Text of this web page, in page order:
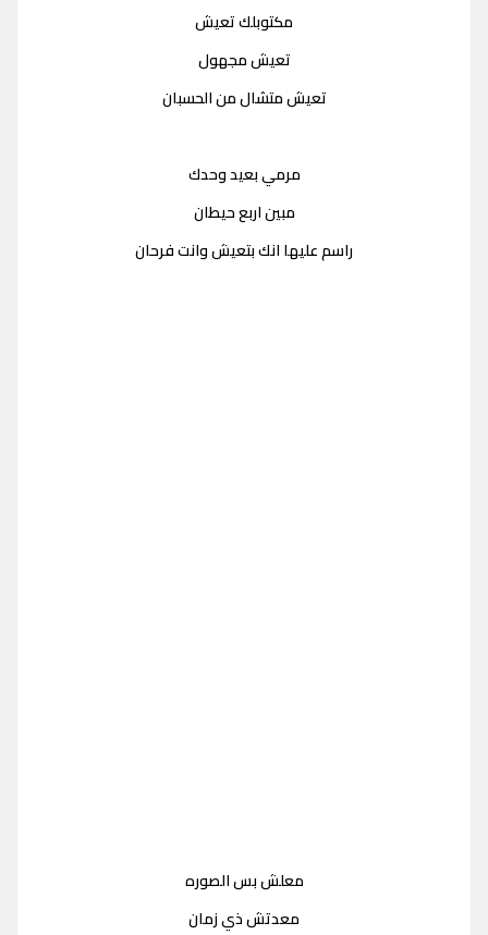
مكتوبلك تعيش
تعيش مجهول
تعيش متشال من الحسبان
مرمي بعيد وحدك
مبين اربع حيطان
راسم عليها انك بتعيش وانت فرحان
معلش بس الصوره
معدتش ذي زمان